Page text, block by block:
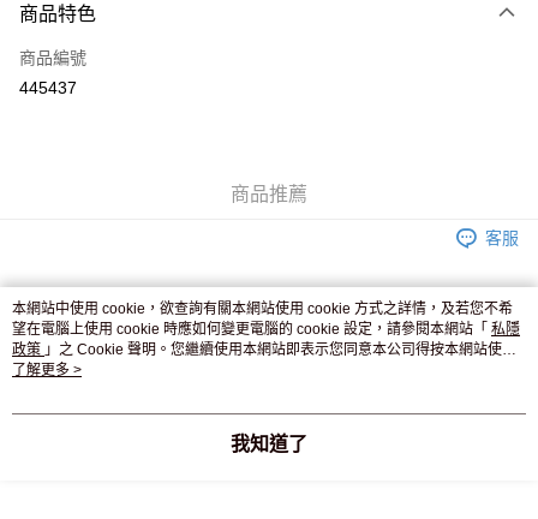
信用卡
Apple Pay
滿 HK$250.00 或以上免運費
付款後門市自取，訂單確認後2-4個工作天到店，7天內取。逾期後
訂單作廢，並不會安排重寄
商品特色
商品編號
445437
商品推薦
客服
商品相關分類 (1)
護膚保養
全店暢銷排行
本網站中使用 cookie，欲查詢有關本網站使用 cookie 方式之詳情，及若您不希
望在電腦上使用 cookie 時應如何變更電腦的 cookie 設定，請參閱本網站「 私隱
政策 」之 Cookie 聲明。您繼續使用本網站即表示您同意本公司得按本網站使用
條款之 Cookie 聲明使用 cookie。
了解更多 >
我知道了